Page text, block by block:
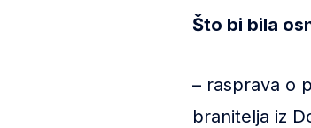
Što bi bila
– rasprava o
branitelja iz